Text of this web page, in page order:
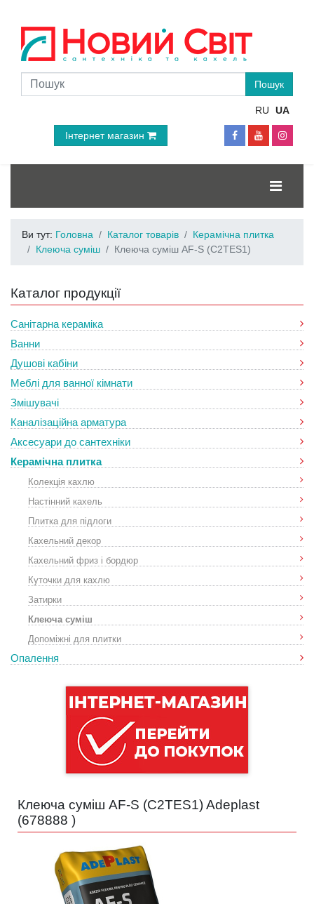
RU UA
Інтернет магазин
Ви тут: Головна Каталог товарів
Керамічна плитка
Клеюча суміш
Клеюча суміш AF-S (C2TES1)
Каталог продукції
Санітарна кераміка
Ванни
Душові кабіни
Меблі для ванної кімнати
Змішувачі
Каналізаційна арматура
Аксесуари до сантехніки
Керамічна плитка
Колекція кахлю
Настінний кахель
Плитка для підлоги
Кахельний декор
Кахельний фриз і бордюр
Куточки для кахлю
Затирки
Клеюча суміш
Допоміжні для плитки
Опалення
Клеюча суміш AF-S (C2TES1) Adeplast
(678888 )